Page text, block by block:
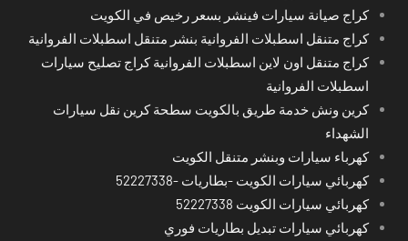
كراج صيانة سيارات فينشر بسعر رخيص في الكويت
كراج متنقل اسطبلات الفروانية بنشر متنقل اسطبلات الفروانية
كراج متنقل اون لاين اسطبلات الفروانية كراج تصليح سيارات
اسطبلات الفروانية
كرين ونش خدمة طريق بالكويت سطحة كرين نقل سيارات
الشهداء
كهرباء سيارات وبنشر متنقل الكويت
كهربائي سيارات الكويت -بطاريات -52227338
كهربائي سيارات الكويت 52227338
كهربائي سيارات تبديل بطاريات فوري